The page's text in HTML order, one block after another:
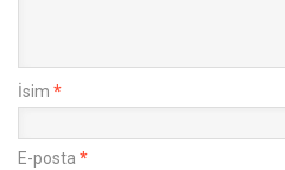
İsim *
E-posta *